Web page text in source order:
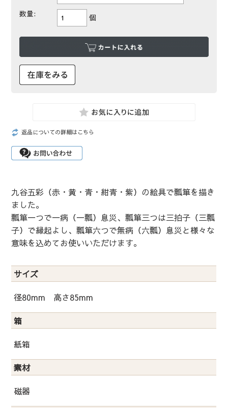
数量: 個
返品についての詳細はこちら
九谷五彩（赤・黄・青・紺青・紫）の絵具で瓢箪を描き
ました。
瓢箪一つで一病（一瓢）息災、瓢箪三つは三拍子（三瓢
子）で縁起よし、瓢箪六つで無病（六瓢）息災と様々な
意味を込めてお使いいただけます。
サイズ
径80mm 高さ85mm
箱
紙箱
素材
磁器